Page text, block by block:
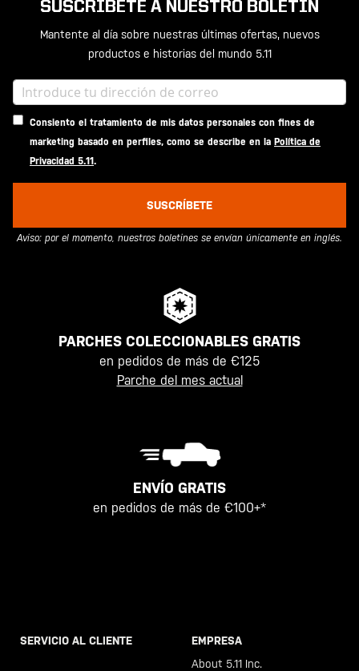
SUSCRÍBETE A NUESTRO BOLETÍN
Mantente al día sobre nuestras últimas ofertas, nuevos
productos e historias del mundo 5.11
Consiento el tratamiento de mis datos personales con fines de
marketing basado en perfiles, como se describe en la Política de
Privacidad 5.11.
SUSCRÍBETE
Aviso: por el momento, nuestros boletines se envían únicamente en inglés.
PARCHES COLECCIONABLES GRATIS
en pedidos de más de €125
Parche del mes actual
ENVÍO GRATIS
en pedidos de más de €100+*
SERVICIO AL CLIENTE
EMPRESA
About 5.11 Inc.